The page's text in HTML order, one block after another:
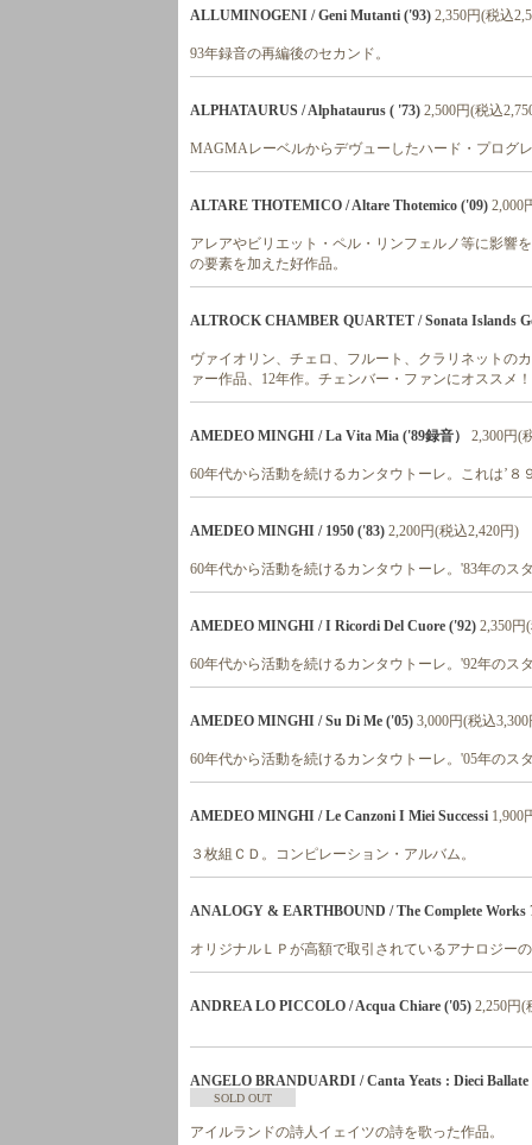
ALLUMINOGENI / Geni Mutanti ('93) 2,350円(税込
93年録音の再編後のセカンド。
ALPHATAURUS / Alphataurus ( '73) 2,500円(税込
MAGMAレーベルからデヴューしたハード・プログ
ALTARE THOTEMICO / Altare Thotemico ('09) 2,000
アレアやビリエット・ペル・リンフェルノ等に影響
の要素を加えた好作品。
ALTROCK CHAMBER QUARTET / Sonata Islands
ヴァイオリン、チェロ、フルート、クラリネットの
ァー作品、12年作。チェンバー・ファンにオススメ！
AMEDEO MINGHI / La Vita Mia ('89録音） 2,300円(
60年代から活動を続けるカンタウトーレ。これは’８
AMEDEO MINGHI / 1950 ('83) 2,200円(税込2,420円)
60年代から活動を続けるカンタウトーレ。'83年のス
AMEDEO MINGHI / I Ricordi Del Cuore ('92) 2,350円
60年代から活動を続けるカンタウトーレ。'92年のス
AMEDEO MINGHI / Su Di Me ('05) 3,000円(税込
60年代から活動を続けるカンタウトーレ。'05年の
AMEDEO MINGHI / Le Canzoni I Miei Successi 1,900
３枚組ＣＤ。コンピレーション・アルバム。
ANALOGY & EARTHBOUND / The Complete Works
オリジナルＬＰが高額で取引されているアナロジー
ANDREA LO PICCOLO / Acqua Chiare ('05) 2,250円(
ANGELO BRANDUARDI / Canta Yeats : Dieci
SOLD OUT
アイルランドの詩人イェイツの詩を歌った作品。